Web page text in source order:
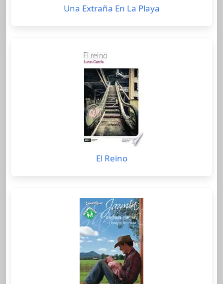
Una Extraña En La Playa
El Reino